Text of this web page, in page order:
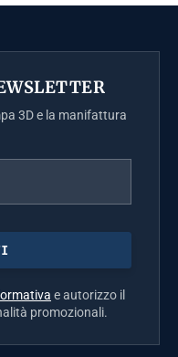
3D e la manifattura
e autorizzo il
promozionali.